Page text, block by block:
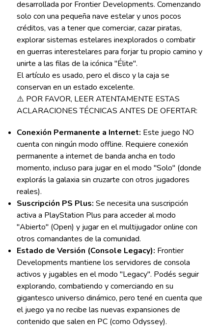
desarrollada por Frontier Developments. Comenzando
solo con una pequeña nave estelar y unos pocos
créditos, vas a tener que comerciar, cazar piratas,
explorar sistemas estelares inexplorados o combatir
en guerras interestelares para forjar tu propio camino y
unirte a las filas de la icónica "Élite".
El artículo es usado, pero el disco y la caja se
conservan en un estado excelente.
⚠️ POR FAVOR, LEER ATENTAMENTE ESTAS
ACLARACIONES TÉCNICAS ANTES DE OFERTAR:
Conexión Permanente a Internet: Este juego NO
cuenta con ningún modo offline. Requiere conexión
permanente a internet de banda ancha en todo
momento, incluso para jugar en el modo "Solo" (donde
explorás la galaxia sin cruzarte con otros jugadores
reales).
Suscripción PS Plus: Se necesita una suscripción
activa a PlayStation Plus para acceder al modo
"Abierto" (Open) y jugar en el multijugador online con
otros comandantes de la comunidad.
Estado de Versión (Console Legacy): Frontier
Developments mantiene los servidores de consola
activos y jugables en el modo "Legacy". Podés seguir
explorando, combatiendo y comerciando en su
gigantesco universo dinámico, pero tené en cuenta que
el juego ya no recibe las nuevas expansiones de
contenido que salen en PC (como Odyssey).